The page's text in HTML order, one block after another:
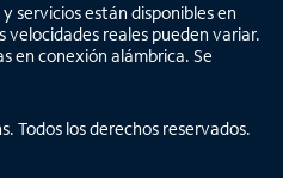
servicios están disponibles en
velocidades reales pueden variar.
en conexión alámbrica. Se
Todos los derechos reservados.